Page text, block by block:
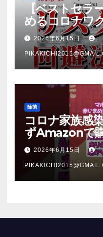
【ベストセラ
めるコロナワ
法【本要約】
2026年6月15日
除菌
コロナ家族感
ずAmazonで
介 #Shorts
2026年6月15日